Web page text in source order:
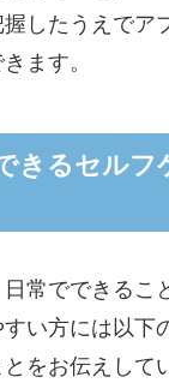
したうえでア
ます。
きるセルフ
常でできるこ
い方には以下
をお伝えして